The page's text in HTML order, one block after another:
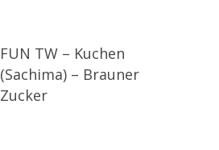
FUN TW – Kuchen
(Sachima) – Brauner
Zucker